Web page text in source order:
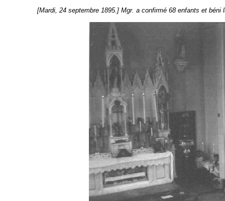
[Mardi, 24 septembre 1895.] Mgr. a confirmé 68 enfants et